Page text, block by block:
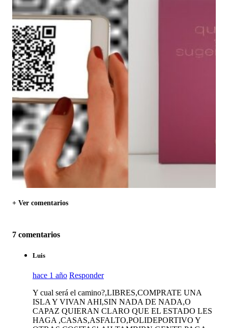
+ Ver comentarios
7 comentarios
Luis
hace 1 año Responder
Y cual será el camino?,LIBRES,COMPRATE UNA
ISLA Y VIVAN AHI,SIN NADA DE NADA,O
CAPAZ QUIERAN CLARO QUE EL ESTADO LES
HAGA ,CASAS,ASFALTO,POLIDEPORTIVO Y